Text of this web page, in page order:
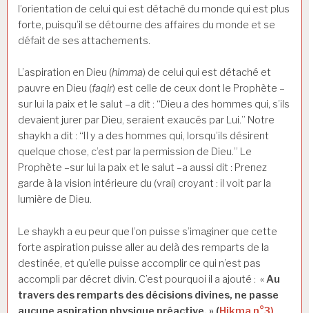
l’orientation de celui qui est détaché du monde qui est plus
forte, puisqu’il se détourne des affaires du monde et se
défait de ses attachements.
L’aspiration en Dieu (himma) de celui qui est détaché et
pauvre en Dieu (faqir) est celle de ceux dont le Prophète –
sur lui la paix et le salut –a dit : “Dieu a des hommes qui, s’ils
devaient jurer par Dieu, seraient exaucés par Lui.” Notre
shaykh a dit : “Il y a des hommes qui, lorsqu’ils désirent
quelque chose, c’est par la permission de Dieu.” Le
Prophète –sur lui la paix et le salut –a aussi dit : Prenez
garde à la vision intérieure du (vrai) croyant : il voit par la
lumière de Dieu.
Le shaykh a eu peur que l’on puisse s’imaginer que cette
forte aspiration puisse aller au delà des remparts de la
destinée, et qu’elle puisse accomplir ce qui n’est pas
accompli par décret divin. C’est pourquoi il a ajouté : «Au
travers des remparts des décisions divines, ne passe